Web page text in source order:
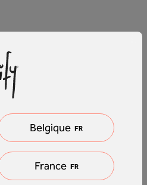
Belgique FR
France FR